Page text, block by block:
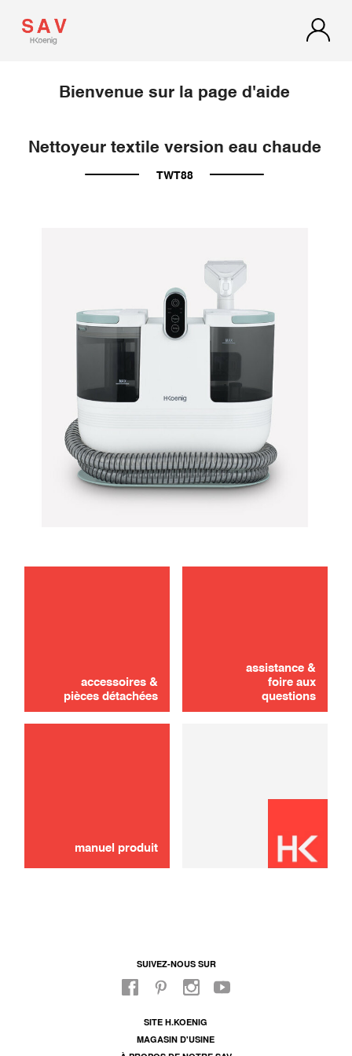
Bienvenue sur la page d'aide
Nettoyeur textile version eau chaude
TWT88
accessoires &
pièces détachées
assistance &
foire aux
questions
manuel produit
utilisation
SUIVEZ-NOUS SUR
SITE H.KOENIG
MAGASIN D'USINE